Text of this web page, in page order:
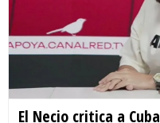
El Necio critica a